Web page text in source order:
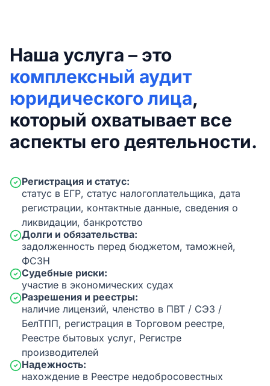
Наша услуга – это
комплексный аудит
юридического лица,
который охватывает все
аспекты его деятельности.
Регистрация и статус:
статус в ЕГР, статус налогоплательщика, дата
регистрации, контактные данные, сведения о
ликвидации, банкротство
Долги и обязательства:
задолженность перед бюджетом, таможней,
ФСЗН
Судебные риски:
участие в экономических судах
Разрешения и реестры:
наличие лицензий, членство в ПВТ / СЭЗ /
БелТПП, регистрация в Торговом реестре,
Реестре бытовых услуг, Регистре
производителей
Надежность:
нахождение в Реестре недобросовестных